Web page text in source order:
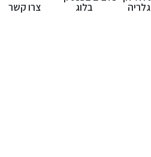
גלריה בלוג צרו קשר